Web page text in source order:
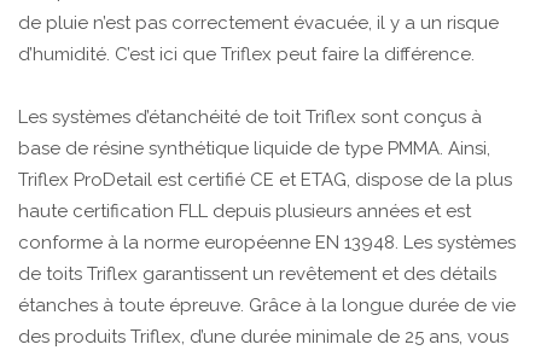
de pluie n’est pas correctement évacuée, il y a un risque
d’humidité. C’est ici que Triflex peut faire la différence.
Les systèmes d’étanchéité de toit Triflex sont conçus à
base de résine synthétique liquide de type PMMA. Ainsi,
Triflex ProDetail est certifié CE et ETAG, dispose de la plus
haute certification FLL depuis plusieurs années et est
conforme à la norme européenne EN 13948. Les systèmes
de toits Triflex garantissent un revêtement et des détails
étanches à toute épreuve. Grâce à la longue durée de vie
des produits Triflex, d’une durée minimale de 25 ans, vous